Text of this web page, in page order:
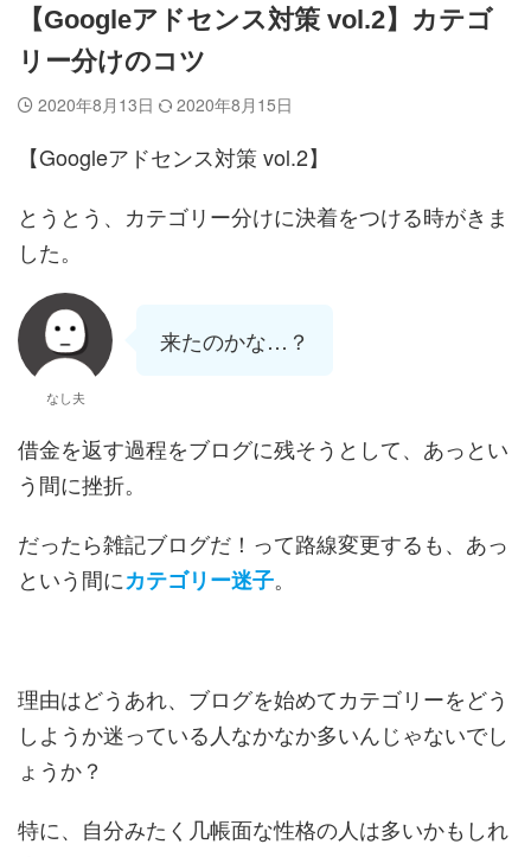
【Googleアドセンス対策 vol.2】カテゴ
リー分けのコツ
2020年8月13日 2020年8月15日
【Googleアドセンス対策 vol.2】
とうとう、カテゴリー分けに決着をつける時がきま
した。
なし夫
来たのかな…？
借金を返す過程をブログに残そうとして、あっとい
う間に挫折。
だったら雑記ブログだ！って路線変更するも、あっ
という間にカテゴリー迷子。
理由はどうあれ、ブログを始めてカテゴリーをどう
しようか迷っている人なかなか多いんじゃないでし
ょうか？
特に、自分みたく几帳面な性格の人は多いかもしれ